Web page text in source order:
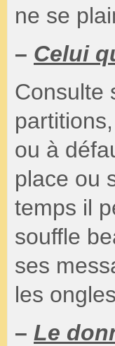
ne se
– Celui
Consulte
ou à
place ou
temps il
souffle
ses
les
– Le